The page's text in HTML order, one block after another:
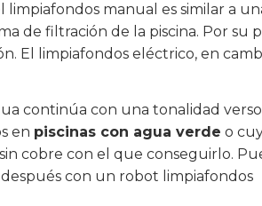
manual es similar a
de filtración de la piscina. Por
El limpiafondos eléctrico, en
continúa con una tonalidad
en piscinas con agua verde o
cobre con el que conseguirlo.
con un robot limpiafondos